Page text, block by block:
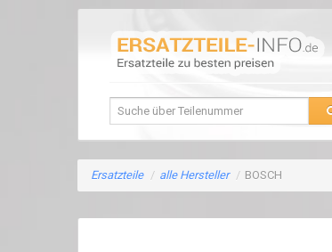
Ersatzteile / alle Hersteller / BOSCH